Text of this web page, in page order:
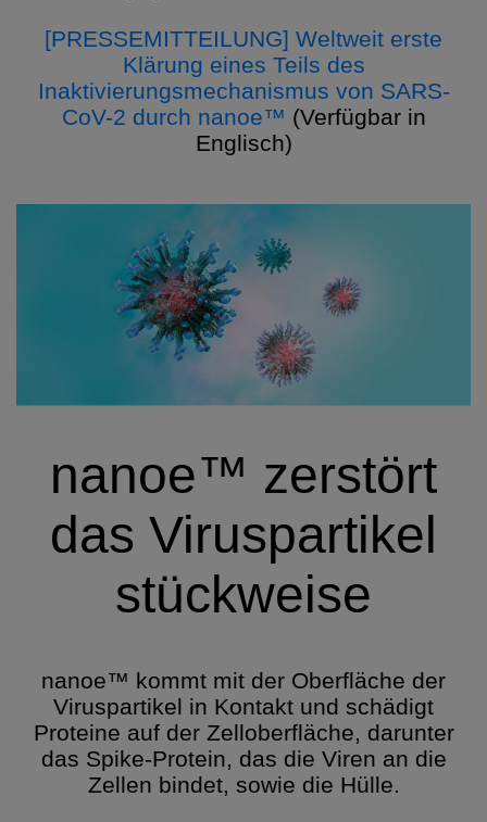
[PRESSEMITTEILUNG] Weltweit erste
Klärung eines Teils des
Inaktivierungsmechanismus von SARS-
CoV-2 durch nanoe™ (Verfügbar in
Englisch)
nanoe™ zerstört
das Viruspartikel
stückweise
nanoe™ kommt mit der Oberfläche der
Viruspartikel in Kontakt und schädigt
Proteine auf der Zelloberfläche, darunter
das Spike-Protein, das die Viren an die
Zellen bindet, sowie die Hülle.